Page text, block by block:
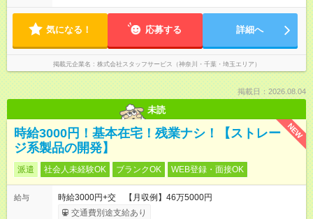
気になる！ 応募する 詳細へ
掲載元企業名 株式会社スタッフサービス（神奈川・千葉・埼玉エリア）
掲載日：2026.08.04
未読
NEW
時給3000円！基本在宅！残業ナシ！【ストレー
ジ系製品の開発】
派遣 社会人未経験OK ブランクOK WEB登録・面接OK
給与
時給3000円+交 【月収例】46万5000円
交通費別途支給あり